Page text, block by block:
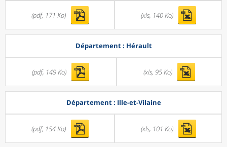
(pdf, 171 Ko) (xls, 140 Ko)
Département : Hérault
(pdf, 149 Ko) (xls, 95 Ko)
Département : Ille-et-Vilaine
(pdf, 154 Ko) (xls, 101 Ko)